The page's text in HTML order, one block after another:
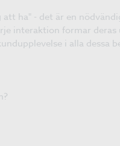
ha" - det är en
interaktion formar
i alla dessa